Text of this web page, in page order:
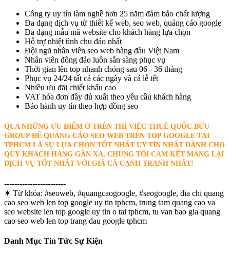
Công ty uy tín làm nghề hơn 25 năm đảm bảo chất lượng
Đa dạng dịch vụ từ thiết kế web, seo web, quảng cáo google
Đa dạng mẫu mã website cho khách hàng lựa chọn
Hỗ trợ nhiệt tình chu đáo nhất
Đội ngũ nhân viên seo web hàng đầu Việt Nam
Nhân viên đông đảo luôn sẵn sàng phục vụ
Thời gian lên top nhanh chóng sau 06 - 36 tháng
Phục vụ 24/24 tất cả các ngày và cả lễ tết
Nhiều ưu đãi chiết khấu cao
VAT hóa đơn đầy đủ xuất theo yêu cầu khách hàng
Bảo hành uy tín theo hợp đồng seo
QUA NHỮNG ƯU ĐIỂM Ở TRÊN THÌ VIỆC THUÊ QUỐC BỬU
GROUP ĐỂ QUẢNG CÁO SEO WEB TRÊN TOP GOOGLE TẠI
TPHCM LÀ SỰ LỰA CHỌN TỐT NHẤT UY TÍN NHẤT DÀNH CHO
QUÝ KHÁCH HÀNG GẦN XA, CHÚNG TÔI CAM KẾT MANG LẠI
DỊCH VỤ TỐT NHẤT VỚI GIÁ CẢ CẠNH TRANH NHẤT!
------------------------
✶ Từ khóa: #seoweb, #quangcaogoogle, #seogoogle, dia chi quang
cao seo web len top google uy tin tphcm, trung tam quang cao va
seo website len top google uy tin o tai tphcm, tu van bao gia quang
cao seo web len top trang dau google tphcm
Danh Mục Tin Tức Sự Kiện